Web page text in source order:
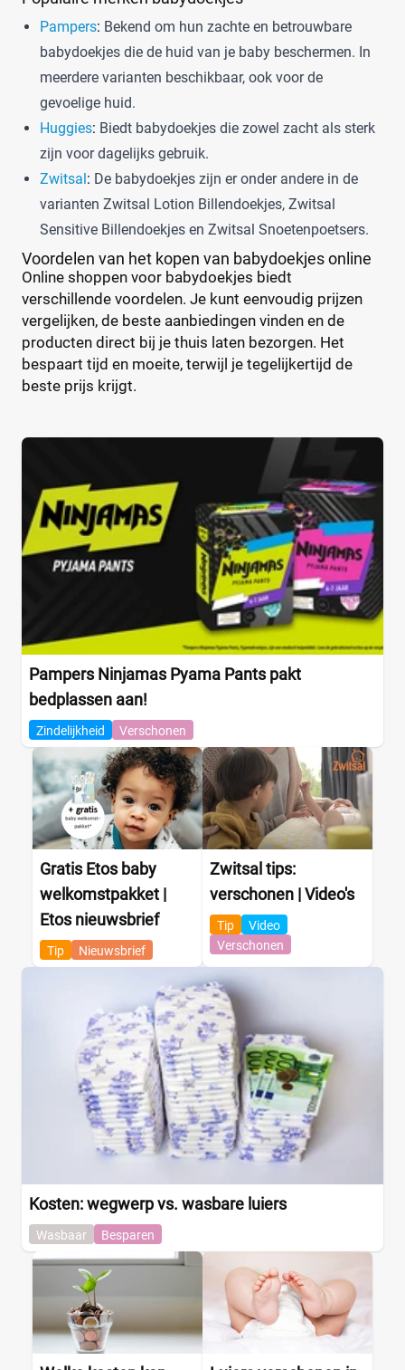
Pampers: Bekend om hun zachte en betrouwbare
babydoekjes die de huid van je baby beschermen. In
meerdere varianten beschikbaar, ook voor de
gevoelige huid.
Huggies: Biedt babydoekjes die zowel zacht als sterk
zijn voor dagelijks gebruik.
Zwitsal : De babydoekjes zijn er onder andere in de
varianten Zwitsal Lotion Billendoekjes, Zwitsal
Sensitive Billendoekjes en Zwitsal Snoetenpoetsers.
Voordelen van het kopen van babydoekjes online
Online shoppen voor babydoekjes biedt
verschillende voordelen. Je kunt eenvoudig prijzen
vergelijken, de beste aanbiedingen vinden en de
producten direct bij je thuis laten bezorgen. Het
bespaart tijd en moeite, terwijl je tegelijkertijd de
beste prijs krijgt.
Pampers Ninjamas Pyama Pants pakt
bedplassen aan!
Zindelijkheid Verschonen
Gratis Etos baby
welkomstpakket |
Etos nieuwsbrief
Tip Nieuwsbrief
Zwitsal tips:
verschonen | Video's
Tip
Video
Verschonen
Kosten: wegwerp vs. wasbare luiers
Wasbaar Besparen